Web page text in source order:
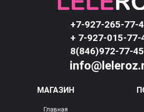
+7-927-265-77-
+ 7-927-015-77-
8(846)972-77-45
МАГАЗИН
Главная